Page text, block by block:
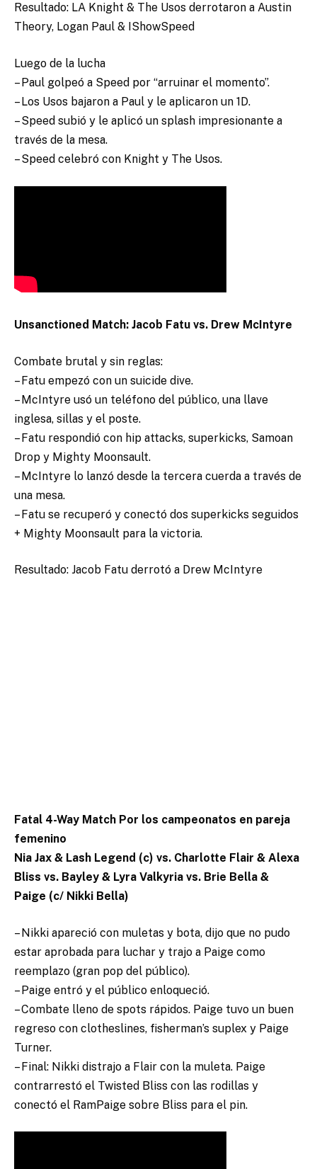
Resultado: LA Knight & The Usos derrotaron a Austin
Theory, Logan Paul & IShowSpeed
Luego de la lucha
– Paul golpeó a Speed por “arruinar el momento”.
– Los Usos bajaron a Paul y le aplicaron un 1D.
– Speed subió y le aplicó un splash impresionante a
través de la mesa.
– Speed celebró con Knight y The Usos.
Unsanctioned Match: Jacob Fatu vs. Drew McIntyre
Combate brutal y sin reglas:
– Fatu empezó con un suicide dive.
– McIntyre usó un teléfono del público, una llave
inglesa, sillas y el poste.
– Fatu respondió con hip attacks, superkicks, Samoan
Drop y Mighty Moonsault.
– McIntyre lo lanzó desde la tercera cuerda a través de
una mesa.
– Fatu se recuperó y conectó dos superkicks seguidos
+ Mighty Moonsault para la victoria.
Resultado: Jacob Fatu derrotó a Drew McIntyre
Fatal 4-Way Match Por los campeonatos en pareja
femenino
Nia Jax & Lash Legend (c) vs. Charlotte Flair & Alexa
Bliss vs. Bayley & Lyra Valkyria vs. Brie Bella &
Paige (c/ Nikki Bella)
– Nikki apareció con muletas y bota, dijo que no pudo
estar aprobada para luchar y trajo a Paige como
reemplazo (gran pop del público).
– Paige entró y el público enloqueció.
– Combate lleno de spots rápidos. Paige tuvo un buen
regreso con clotheslines, fisherman’s suplex y Paige
Turner.
– Final: Nikki distrajo a Flair con la muleta. Paige
contrarrestó el Twisted Bliss con las rodillas y
conectó el RamPaige sobre Bliss para el pin.